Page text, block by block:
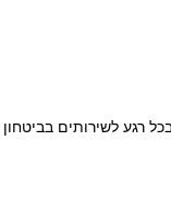
רגע לשירותים בביטחון